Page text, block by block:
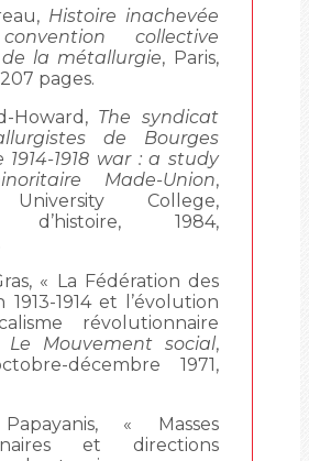
Histoire inachevée
collective
la métallurgie, Paris,
207 pages.
Howard, The syndicat
de Bourges
1918 war : a study
Made-Union,
College,
d’histoire, 1984,
« La Fédération des
1913-1914 et l’évolution
révolutionnaire
Le Mouvement social,
décembre 1971,
« Masses
et directions